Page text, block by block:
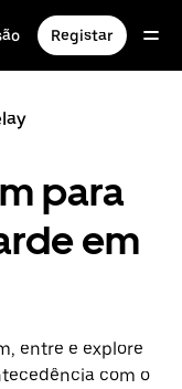
Registar
para
em
entre e explore
com o